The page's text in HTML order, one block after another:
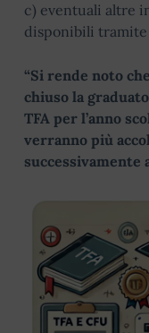
c) eventuali altre
disponibili tramite
“Si rende noto
chiuso la
TFA per l’anno
verranno più
successivamente